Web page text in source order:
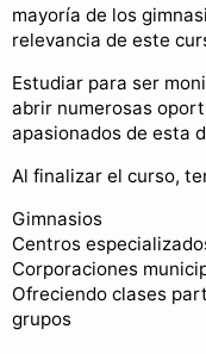
mayoría de los
relevancia de este
Estudiar para ser
abrir numerosas
apasionados de esta
Al finalizar el curso,
Gimnasios
Centros
Corporaciones
Ofreciendo clases
grupos